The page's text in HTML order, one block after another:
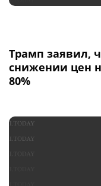
Трамп заявил,
снижении цен
80%